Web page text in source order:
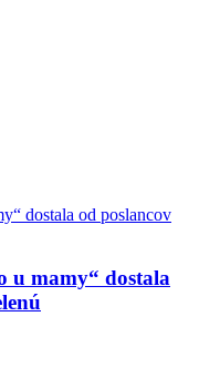
u mamy“ dostala